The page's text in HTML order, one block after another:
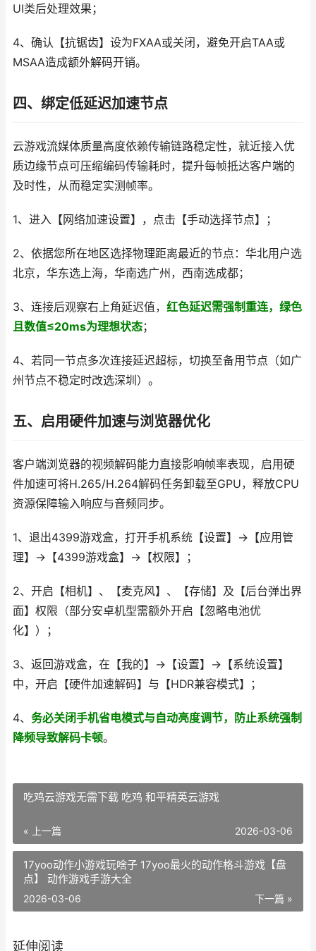
UI类后处理效果；
4、确认【抗锯齿】设为FXAA或关闭，避免开启TAA或
MSAA造成额外解码开销。
四、绑定低延迟加速节点
云游戏流媒体质量高度依赖传输链路稳定性，就近接入优
质边缘节点可压缩编码传输耗时，提升每帧抵达客户端的
及时性，从而稳定实测帧率。
1、进入【网络加速设置】，点击【手动选择节点】；
2、依据您所在地区选择物理距离最近的节点：华北用户选
北京，华东选上海，华南选广州，西南选成都；
3、连接后观察右上角延迟值， 红色延迟需强制重连，绿色
且数值≤20ms为理想状态；
4、若同一节点多次连接延迟超标，切换至备用节点（如广
州节点不稳定时改选深圳）。
五、启用硬件加速与浏览器优化
客户端浏览器的视频解码能力直接影响帧率表现，启用硬
件加速可将H.265/H.264解码任务卸载至GPU，释放CPU
资源保障输入响应与音频同步。
1、退出4399游戏盒，打开手机系统【设置】→【应用管
理】→【4399游戏盒】→【权限】；
2、开启【相机】、【麦克风】、【存储】及【后台弹出界
面】权限（部分安卓机型需额外开启【忽略电池优
化】）；
3、返回游戏盒，在【我的】→【设置】→【系统设置】
中，开启【硬件加速解码】与【HDR兼容模式】；
4、 务必关闭手机省电模式与自动亮度调节，防止系统强制
降频导致解码卡顿。
吃鸡云游戏无需下载 吃鸡 和平精英云游戏
« 上一篇 2026-03-06
17yoo动作小游戏玩啥子 17yoo最火的动作格斗游戏【盘
点】 动作游戏手游大全
下一篇 »
2026-03-06
延伸阅读